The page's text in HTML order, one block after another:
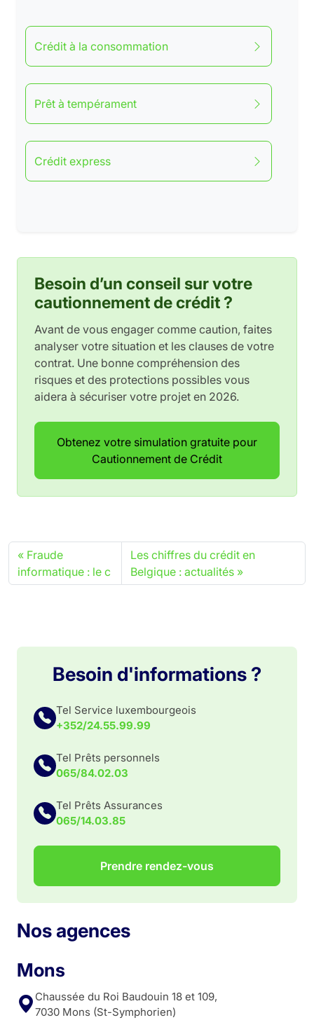
Crédit à la consommation
Prêt à tempérament
Crédit express
Besoin d’un conseil sur votre
cautionnement de crédit ?
Avant de vous engager comme caution, faites
analyser votre situation et les clauses de votre
contrat. Une bonne compréhension des
risques et des protections possibles vous
aidera à sécuriser votre projet en 2026.
Obtenez votre simulation gratuite pour
Cautionnement de Crédit
Fraude
informatique : le c
Les chiffres du crédit en
Belgique : actualités
Besoin d'informations ?
Tel Service luxembourgeois
+352/24.55.99.99
Tel Prêts personnels
065/84.02.03
Tel Prêts Assurances
065/14.03.85
Prendre rendez-vous
Nos agences
Mons
Chaussée du Roi Baudouin 18 et 109,
7030 Mons (St-Symphorien)